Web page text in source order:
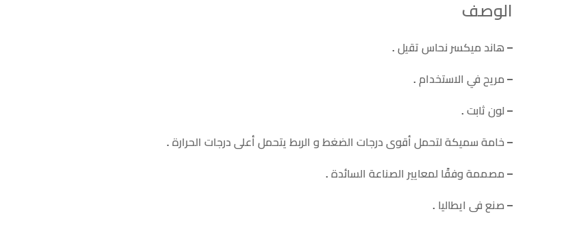
الوصف
– هاند ميكسر نحاس تقيل .
– مريح في الاستخدام .
– لون ثابت .
– خامة سميكة لتحمل أقوى درجات الضغط و الربط يتحمل أعلى درجات الحرارة .
– مصممة وفقًا لمعايير الصناعة السائدة .
– صنع فى ايطاليا .